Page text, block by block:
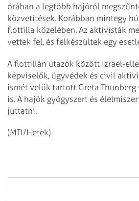
órában a legtöbb hajóról
közvetítések. Korábban mintegy
flottilla közelében. Az aktivisták
vettek fel, és felkészültek egy
A flottillán utazók között Izrael-
képviselők, ügyvédek és civil
ismét velük tartott Greta
is. A hajók gyógyszert és
juttatni.
(MTI/Hetek)